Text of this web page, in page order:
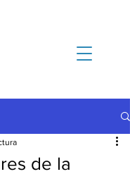
de la